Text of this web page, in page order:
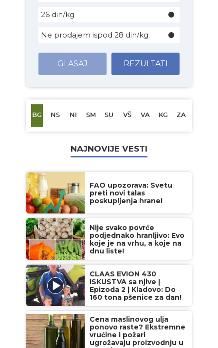
26 din/kg
Ne prodajem ispod 28 din/kg
GLASAJ REZULTATI
BG NS NI SM SU VŠ VA KG ZA
NAJNOVIJE VESTI
FAO upozorava: Svetu
preti novi talas
poskupljenja hrane!
Nije svako povrće
podjednako hranljivo: Evo
koje je na vrhu, a koje na
dnu liste!
CLAAS EVION 430
ISKUSTVA sa njive |
Epizoda 2 | Kladovo: Do
160 tona pšenice za dan!
Cena maslinovog ulja
ponovo raste? Ekstremne
vrućine i požari
ugrožavaju proizvodnju u